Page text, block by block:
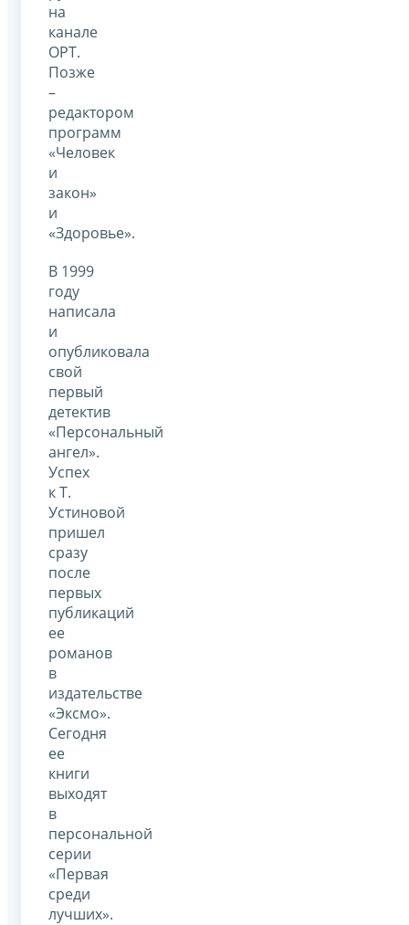
на
канале
ОРТ.
Позже
–
редактором
программ
«Человек
и
закон»
и
«Здоровье».
В 1999
году
написала
и
опубликовала
свой
первый
детектив
«Персональный
ангел».
Успех
к Т.
Устиновой
пришел
сразу
после
первых
публикаций
ее
романов
в
издательстве
«Эксмо».
Сегодня
ее
книги
выходят
в
персональной
серии
«Первая
среди
лучших».